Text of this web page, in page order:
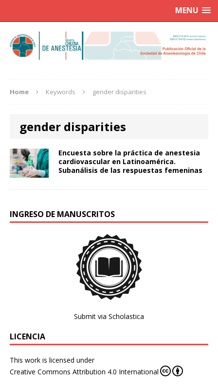
MENU
Home Keywords gender disparities
gender disparities
Encuesta sobre la práctica de anestesia
cardiovascular en Latinoamérica.
Subanálisis de las respuestas femeninas
INGRESO DE MANUSCRITOS
Submit via Scholastica
LICENCIA
This work is licensed under
Creative Commons Attribution 4.0 International